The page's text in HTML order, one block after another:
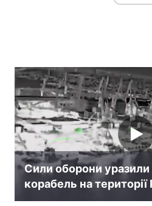
Сили оборони
корабель на